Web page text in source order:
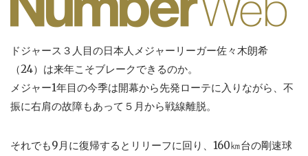
ドジャース３人目の日本人メジャーリーガー佐々木朗希
（24）は来年こそブレークできるのか。
メジャー1年目の今季は開幕から先発ローテに入りながら、不
振に右肩の故障もあって５月から戦線離脱。
それでも9月に復帰するとリリーフに回り、160㎞台の剛速球